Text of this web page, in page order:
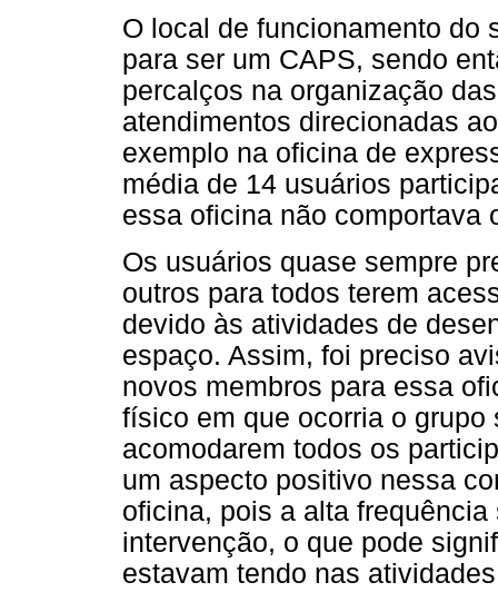
O local de funcionamento do
para ser um CAPS, sendo
percalços na organização
atendimentos direcionadas
exemplo na oficina de
média de 14 usuários
essa oficina não comportava
Os usuários quase sempre
outros para todos terem
devido às atividades de
espaço. Assim, foi preciso
novos membros para essa
físico em que ocorria o
acomodarem todos os
um aspecto positivo nessa
oficina, pois a alta
intervenção, o que pode
estavam tendo nas